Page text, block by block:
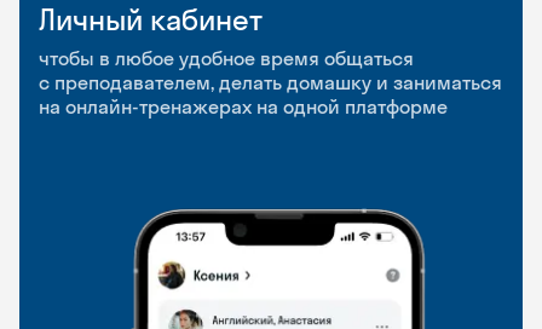
Личный кабинет
чтобы в любое удобное время общаться
с преподавателем, делать домашку и заниматься
на онлайн-тренажерах на одной платформе
Мобильное
приложение
чтобы заниматься и изучать новые слова где
и когда удобно
Разговорные клубы
и Talks
Групповые занятия для разговорной практики
и индивидуальные встречи с преподавателями